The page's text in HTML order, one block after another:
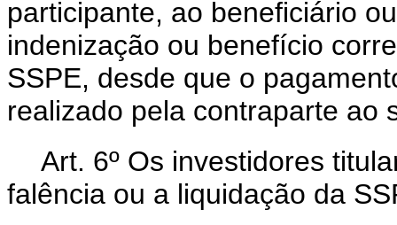
participante, ao beneficiário
indenização ou benefício
SSPE, desde que o
realizado pela contraparte ao
Art. 6º Os investidores
falência ou a liquidação da